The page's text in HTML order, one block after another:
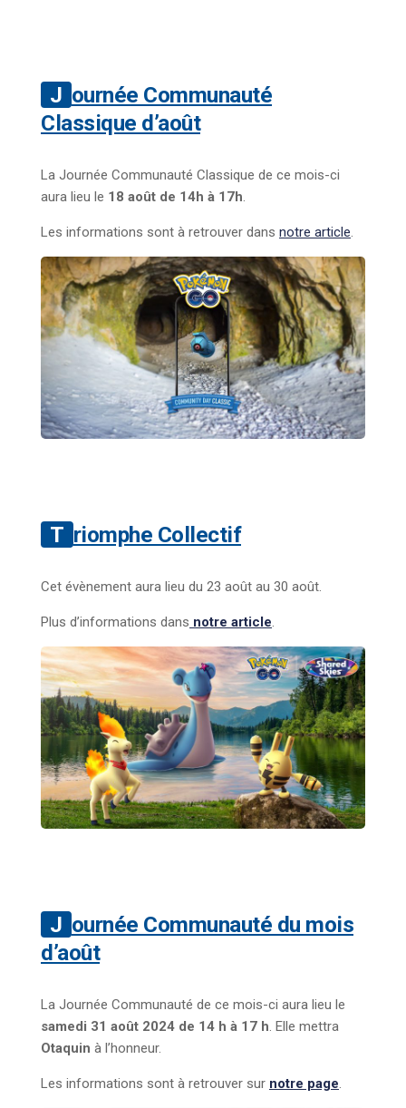
Journée Communauté
Classique d’août
La Journée Communauté Classique de ce mois-ci
aura lieu le 18 août de 14h à 17h.
Les informations sont à retrouver dans notre article.
Triomphe Collectif
Cet évènement aura lieu du 23 août au 30 août.
Plus d’informations dans notre article.
Journée Communauté du mois
d’août
La Journée Communauté de ce mois-ci aura lieu le
samedi 31 août 2024 de 14 h à 17 h. Elle mettra
Otaquin à l’honneur.
Les informations sont à retrouver sur notre page.